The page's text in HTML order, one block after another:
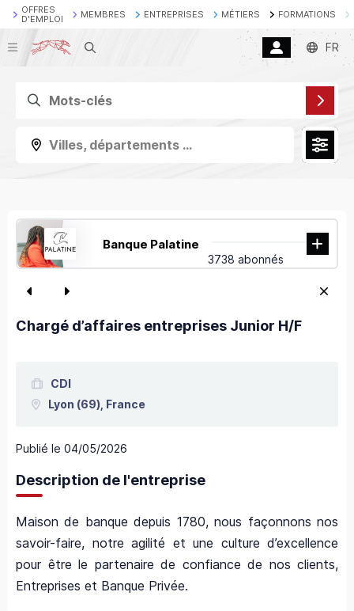
OFFRES
D'EMPLOI
MEMBRES ENTREPRISES MÉTIERS FORMATIONS
Recherche FR
Villes, départements ...
Banque Palatine
3738 abonnés
Chargé d’affaires entreprises Junior H/F
CDI
Lyon (69), France
Publié le 04/05/2026
Description de l'entreprise
Maison de banque depuis 1780, nous façonnons nos
savoir-faire, notre agilité et une culture d’excellence
pour être le partenaire de confiance de nos clients,
Entreprises et Banque Privée.